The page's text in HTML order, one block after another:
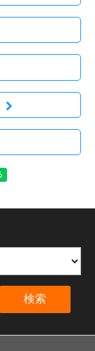
検索